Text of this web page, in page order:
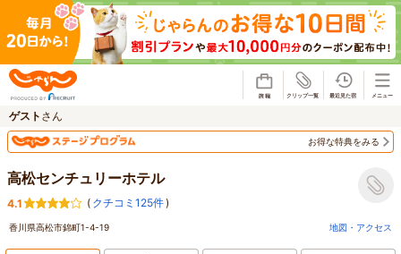
ゲスト さん
お得な特典をみる
高松センチュリーホテル
4.1 ( クチコミ125件)
香川県高松市錦町1-4-19 地図・アクセス